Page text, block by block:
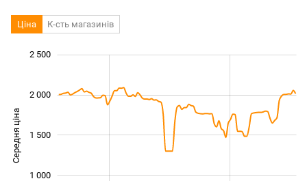
Ціна К-сть магазинів
Середня ціна 1 000
1 000
2 500
2 000
1 500